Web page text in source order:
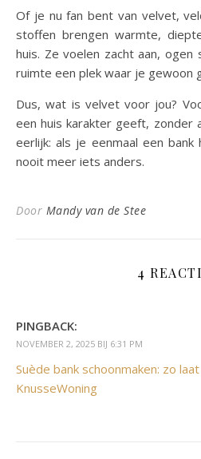
Of je nu fan bent van velvet,
stoffen brengen warmte,
huis. Ze voelen zacht aan, ogen
ruimte een plek waar je gewoon
Dus, wat is velvet voor jou?
een huis karakter geeft, zonder
eerlijk: als je eenmaal een
nooit meer iets anders.
Door Mandy van de Stee
4
PINGBACK:
NOVEMBER 2, 2025 BIJ 6:31 PM
Suède bank schoonmaken: zo
KnusseWoning